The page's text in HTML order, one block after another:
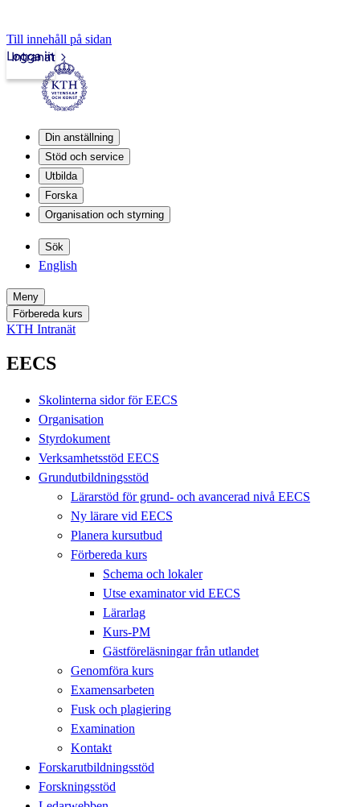
Till innehåll på sidan
Intranät
Logga in
Din anställning
Stöd och service
Utbilda
Forska
Organisation och styrning
Sök
English
Meny
Förbereda kurs
KTH Intranät
EECS
Skolinterna sidor för EECS
Organisation
Styrdokument
Verksamhetsstöd EECS
Grundutbildningsstöd
Lärarstöd för grund- och avancerad nivå EECS
Ny lärare vid EECS
Planera kursutbud
Förbereda kurs
Schema och lokaler
Utse examinator vid EECS
Lärarlag
Kurs-PM
Gästföreläsningar från utlandet
Genomföra kurs
Examensarbeten
Fusk och plagiering
Examination
Kontakt
Forskarutbildningsstöd
Forskningsstöd